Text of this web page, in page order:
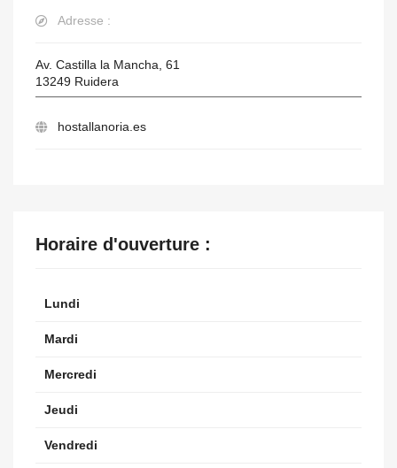
Adresse :
Av. Castilla la Mancha, 61
13249 Ruidera
hostallanoria.es
Horaire d'ouverture :
Lundi
Mardi
Mercredi
Jeudi
Vendredi